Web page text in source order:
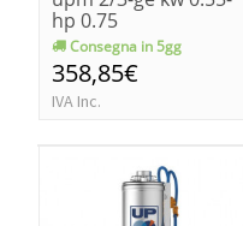
hp 0.75
Consegna in 5gg
358,85€
IVA Inc.